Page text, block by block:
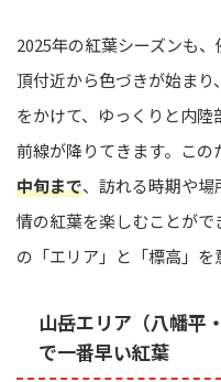
2025年の紅葉シーズンも
頂付近から色づきが始ま
をかけて、ゆっくりと内
前線が降りてきます。この
中旬まで、訪れる時期や
情の紅葉を楽しむことが
の「エリア」と「標高」を
山岳エリア（八幡平
で一番早い紅葉